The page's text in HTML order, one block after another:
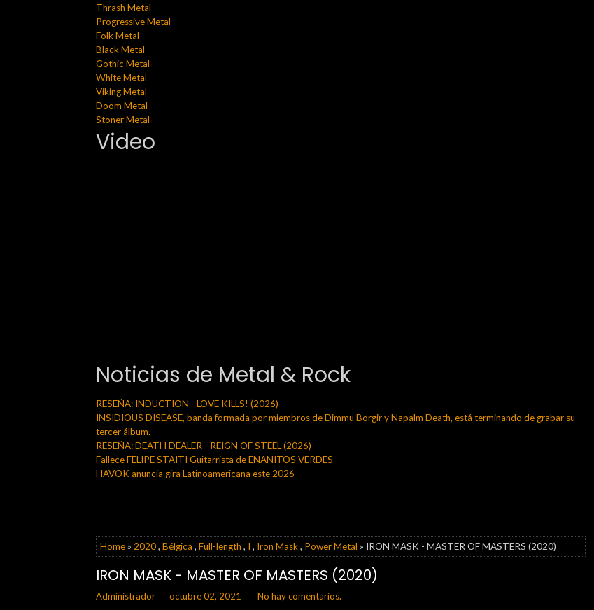
Thrash Metal
Progressive Metal
Folk Metal
Black Metal
Gothic Metal
White Metal
Viking Metal
Doom Metal
Stoner Metal
Video
Noticias de Metal & Rock
RESEÑA: INDUCTION - LOVE KILLS! (2026)
INSIDIOUS DISEASE, banda formada por miembros de Dimmu Borgir y Napalm Death, está terminando de grabar su
tercer álbum.
RESEÑA: DEATH DEALER - REIGN OF STEEL (2026)
Fallece FELIPE STAITI Guitarrista de ENANITOS VERDES
HAVOK anuncia gira Latinoamericana este 2026
Home» 2020, Bélgica , Full-length , I , Iron Mask, Power Metal » IRON MASK - MASTER OF MASTERS (2020)
IRON MASK - MASTER OF MASTERS (2020)
Administrador octubre 02, 2021
No hay comentarios.